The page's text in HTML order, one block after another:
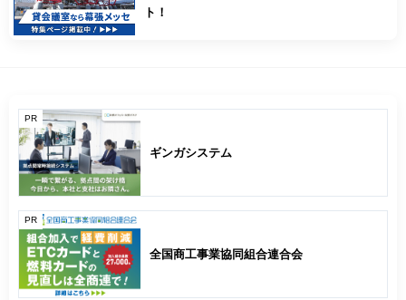
ト！
PR
ギンガシステム
PR
全国商工事業協同組合連合会